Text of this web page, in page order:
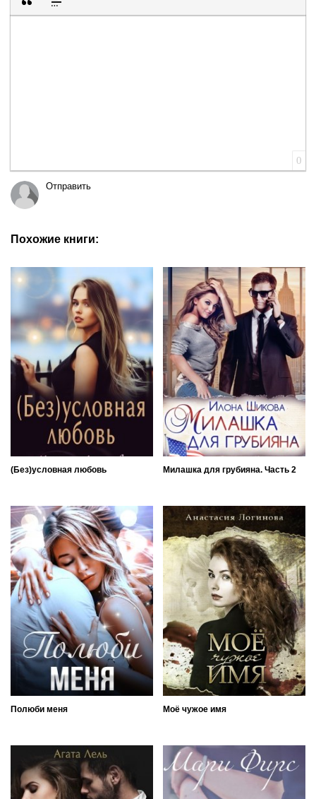
Вставка цитаты
Вставка спойлера
0
Отправить
Похожие книги:
(Без)условная любовь Милашка для грубияна. Часть 2
Полюби меня Моё чужое имя